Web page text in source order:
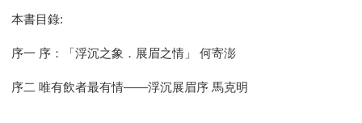
本書目錄:
序一 序：「浮沉之象．展眉之情」 何寄澎
序二 唯有飲者最有情——浮沉展眉序 馬克明